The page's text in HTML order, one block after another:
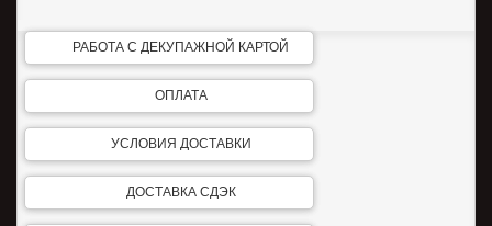
РАБОТА С ДЕКУПАЖНОЙ КАРТОЙ
ОПЛАТА
УСЛОВИЯ ДОСТАВКИ
ДОСТАВКА СДЭК